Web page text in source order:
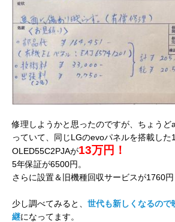
修理しようかと思ったのですが、ちょう
っていて、同じLGのevoパネルを搭載した
OLED55C2PJAが13万円！
5年保証が6500円。
さらに設置＆旧機種回収サービスが1760円
少し調べてみると、 世代も新しくなるので
継になってます。